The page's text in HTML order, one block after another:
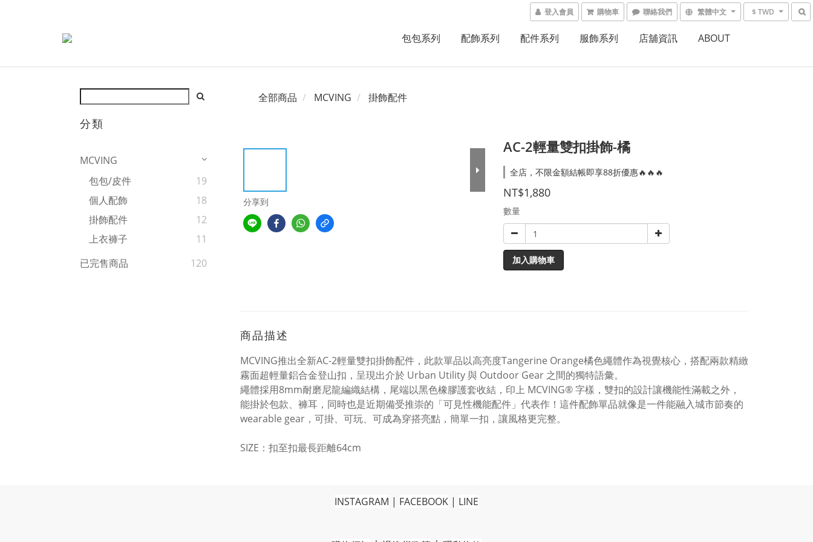
登入會員 購物車 聯絡我們 繁體中文 $ TWD
包包系列 配飾系列 配件系列 服飾系列 店舖資訊 ABOUT
分類
MCVING
包包/皮件
19
個人配飾
18
掛飾配件
12
上衣褲子
11
已完售商品
120
全部商品 MCVING 掛飾配件
分享到
AC-2輕量雙扣掛飾-橘
全店，不限金額結帳即享88折優惠🔥🔥🔥
NT$1,880
數量
加入購物車
商品描述
MCVING推出全新AC-2輕量雙扣掛飾配件，此款單品以高亮度Tangerine Orange橘色繩體作為視覺核心，搭配兩款精緻
霧面超輕量鋁合金登山扣，呈現出介於 Urban Utility 與 Outdoor Gear 之間的獨特語彙。
繩體採用8mm耐磨尼龍編織結構，尾端以黑色橡膠護套收結，印上 MCVING® 字樣，雙扣的設計讓機能性滿載之外，
能掛於包款、褲耳，同時也是近期備受推崇的「可見性機能配件」代表作！這件配飾單品就像是一件能融入城市節奏的
wearable gear，可掛、可玩、可成為穿搭亮點，簡單一扣，讓風格更完整。
SIZE：扣至扣最長距離64cm
INSTAGRAM | FACEBOOK | LINE